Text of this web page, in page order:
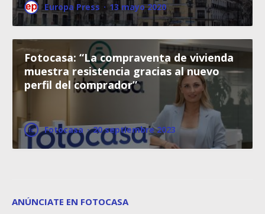
Europa Press · 13 mayo 2020
Fotocasa: “La compraventa de vivienda
muestra resistencia gracias al nuevo
perfil del comprador”
Fotocasa · 20 septiembre 2023
ANÚNCIATE EN FOTOCASA